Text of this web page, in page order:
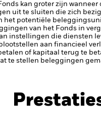
kan groter zijn
uit te sluiten die zich
het potentiële
van het Fonds in
instellingen die diensten
aan financieel
of kapitaal terug te
te stellen beleggingen